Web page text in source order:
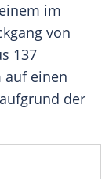
im
von
137
auf einen
der